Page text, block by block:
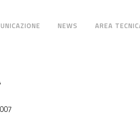
NEWS AREA